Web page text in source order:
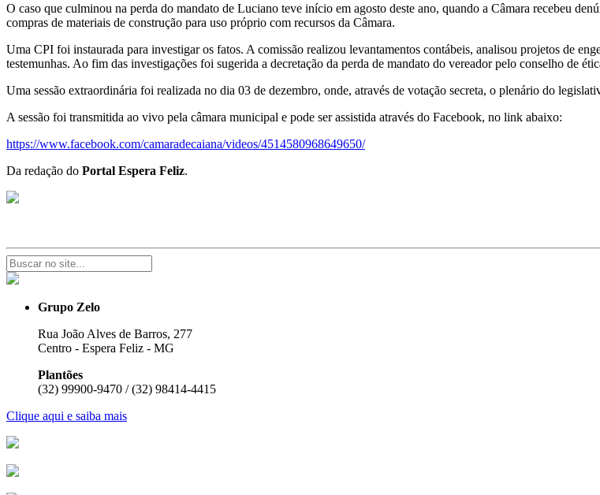
O caso que culminou na perda do mandato de Luciano teve início em agosto deste ano, quando a Câmara recebeu
compras de materiais de construção para uso próprio com recursos da Câmara.
Uma CPI foi instaurada para investigar os fatos. A comissão realizou levantamentos contábeis, analisou projetos de
testemunhas. Ao fim das investigações foi sugerida a decretação da perda de mandato do vereador pelo conselho de
Uma sessão extraordinária foi realizada no dia 03 de dezembro, onde, através de votação secreta, o plenário do
A sessão foi transmitida ao vivo pela câmara municipal e pode ser assistida através do Facebook, no link abaixo:
https://www.facebook.com/camaradecaiana/videos/4514580968649650/
Da redação do Portal Espera Feliz.
Grupo Zelo
Rua João Alves de Barros, 277
Centro - Espera Feliz - MG
Plantões
(32) 99900-9470 / (32) 98414-4415
Clique aqui e saiba mais